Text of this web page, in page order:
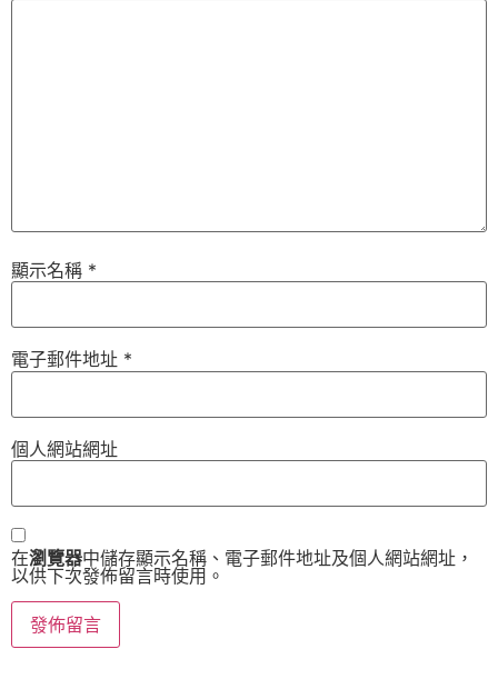
顯示名稱 *
電子郵件地址 *
個人網站網址
在瀏覽器中儲存顯示名稱、電子郵件地址及個人網站網址，
以供下次發佈留言時使用。